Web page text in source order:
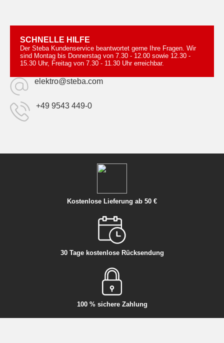
SCHNELLE HILFE
Der Steba Kundenservice beantwortet gerne Ihre Fragen. Wir
sind Montag bis Donnerstag von 7.30 - 12.00 sowie 12.30 -
15.30 Uhr, Freitag von 7.30 - 11.30 Uhr erreichbar.
elektro@steba.com
+49 9543 449-0
Kostenlose Lieferung ab 50 €
30 Tage kostenlose Rücksendung
100 % sichere Zahlung